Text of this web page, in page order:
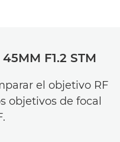
F1.2 STM
el objetivo RF
objetivos de focal